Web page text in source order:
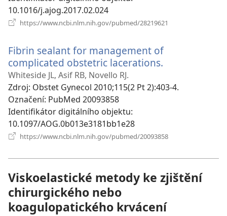
10.1016/j.ajog.2017.02.024
https://www.ncbi.nlm.nih.gov/pubmed/28219621
Fibrin sealant for management of
complicated obstetric lacerations.
okno)
Whiteside JL, Asif RB, Novello RJ.
Zdroj‎: Obstet Gynecol 2010;115(2 Pt 2):403-4.
Označení‎: PubMed 20093858
Identifikátor digitálního objektu‎:
10.1097/AOG.0b013e3181bb1e28
https://www.ncbi.nlm.nih.gov/pubmed/20093858
Viskoelastické metody ke zjištění
chirurgického nebo
koagulopatického krvácení